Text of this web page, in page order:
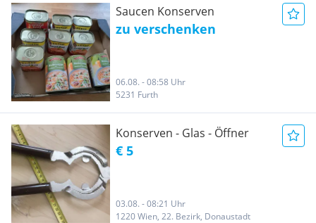
Saucen Konserven
zu verschenken
06.08. - 08:58 Uhr
5231 Furth
Konserven - Glas - Öffner
€ 5
03.08. - 08:21 Uhr
1220 Wien, 22. Bezirk, Donaustadt